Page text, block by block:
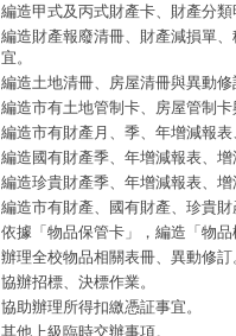
編造甲式及丙式財產卡、財產分
編造財產報廢清冊、財產減損單
宜。
編造土地清冊、房屋清冊與異動修
編造市有土地管制卡、房屋管制
編造市有財產月、季、年增減報
編造國有財產季、年增減報表、
編造珍貴財產季、年增減報表、
編造市有財產、國有財產、珍貴
依據「物品保管卡」，編造「物
辦理全校物品相關表冊、異動修訂
協辦招標、決標作業。
協助辦理所得扣繳憑証事宜。
其他上級臨時交辦事項。